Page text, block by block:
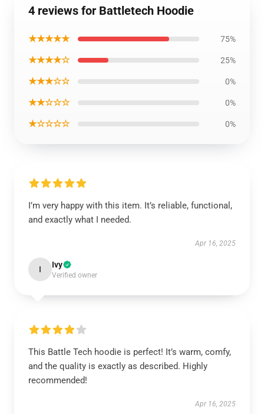
4 reviews for Battletech Hoodie
★★★★★ 75%
★★★★☆ 25%
★★★☆☆ 0%
★★☆☆☆ 0%
★☆☆☆☆ 0%
I’m very happy with this item. It’s reliable, functional,
and exactly what I needed.
Apr 16, 2025
I Ivy
Verified owner
This Battle Tech hoodie is perfect! It’s warm, comfy,
and the quality is exactly as described. Highly
recommended!
Apr 16, 2025